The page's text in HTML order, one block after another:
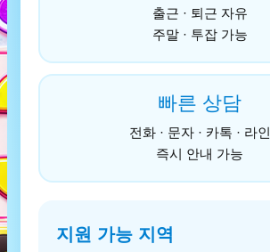
출근 · 퇴근 자유
주말 · 투잡 가능
빠른 상담
전화 · 문자 · 카톡 · 라인
즉시 안내 가능
지원 가능 지역